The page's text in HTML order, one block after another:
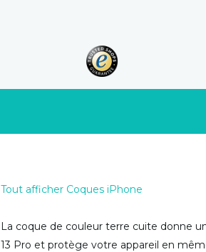
Tout afficher Coques iPhone
La coque de couleur terre cuite donne
13 Pro et protège votre appareil en